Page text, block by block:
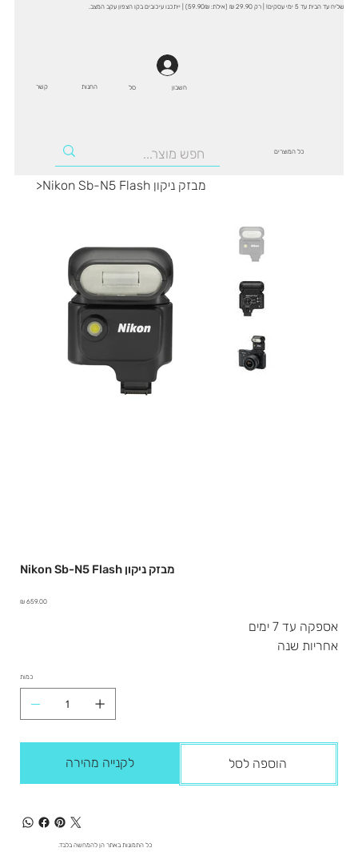
שליח עד הבית עד 5 ימי עסקים! | רק 29.90 ₪ (אילת: 59.90₪) | ייתכנו עיכובים בקו הצפון עקב המצב.
חשבון סל קשר החנות
כל המוצרים
> Nikon Sb-N5 Flash מבזק ניקון
Nikon Sb-N5 Flash מבזק ניקון
מחיר ‏659.00 ‏₪
אספקה עד 7 ימים
אחריות שנה
כמות
הוספה לסל לקנייה מהירה
כל התמונות באתר הן להמחשה בלבד.